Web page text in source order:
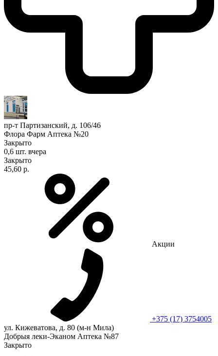
пр-т Партизанский, д. 106/46
Флора Фарм Аптека №20
Закрыто
0,6 шт. вчера
Закрыто
45,60 р.
Акции
+375 (17) 3754005
ул. Кижеватова, д. 80 (м-н Мила)
Добрыя леки-Эканом Аптека №87
Закрыто